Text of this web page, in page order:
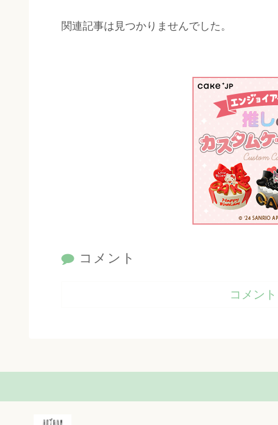
関連記事は見つかりませんでした。
コメント
コメン